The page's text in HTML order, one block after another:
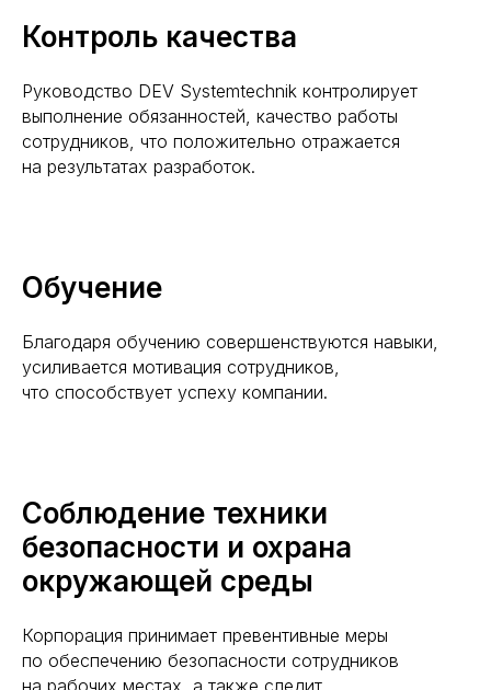
Контроль качества
Руководство DEV Systemtechnik контролирует
выполнение обязанностей, качество работы
сотрудников, что положительно отражается
на результатах разработок.
Обучение
Благодаря обучению совершенствуются навыки,
усиливается мотивация сотрудников,
что способствует успеху компании.
Соблюдение техники
безопасности и охрана
окружающей среды
Корпорация принимает превентивные меры
по обеспечению безопасности сотрудников
на рабочих местах, а также следит